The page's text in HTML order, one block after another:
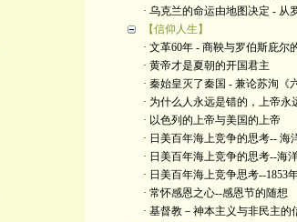
· 乌克兰的命运由地图决定 - 从
【信仰人生】
· 文革60年 - 商鞅与罗伯斯庇尔
· 黄帝才是夏朝的开国君主
· 秦始皇灭了秦国 - 兼论苏洵《
· 为什么人永远是错的，上帝永
· 以色列的上帝与美国的上帝
· 日美百年海上竞争的思考-- 海
· 日美百年海上竞争的思考--海
· 日美百年海上竞争思考--1853
· 常怀感恩之心--感恩节的随想
· 基督教－神本主义与非民主的